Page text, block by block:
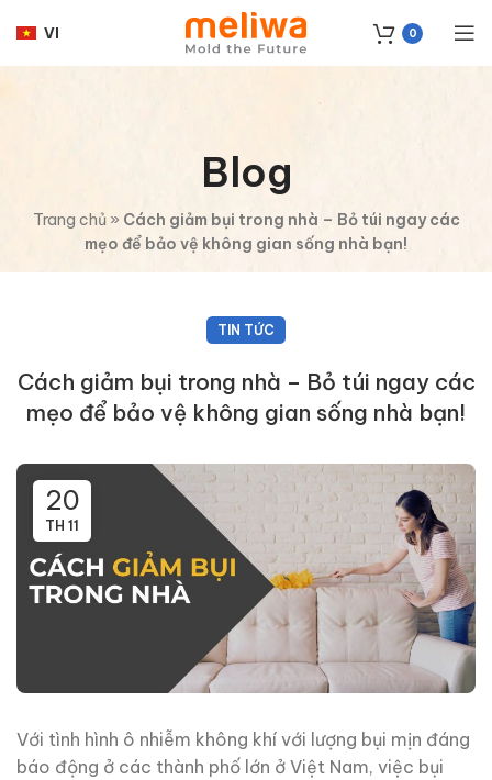
VI 0
Blog
Trang chủ » Cách giảm bụi trong nhà – Bỏ túi ngay các
mẹo để bảo vệ không gian sống nhà bạn!
TIN TỨC
Cách giảm bụi trong nhà – Bỏ túi ngay các
mẹo để bảo vệ không gian sống nhà bạn!
20
TH 11
Với tình hình ô nhiễm không khí với lượng bụi mịn đáng
báo động ở các thành phố lớn ở Việt Nam, việc bụi